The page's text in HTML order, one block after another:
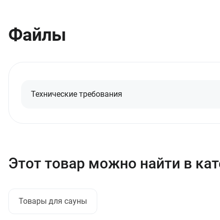
Файлы
Технические требования
Этот товар можно найти в
Товары для сауны